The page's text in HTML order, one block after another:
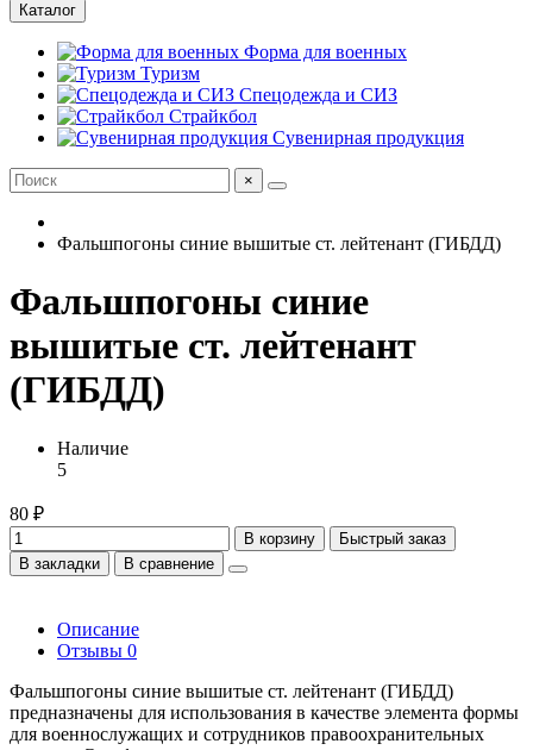
Каталог
Форма для военных
Туризм
Спецодежда и СИЗ
Страйкбол
Сувенирная продукция
×
Фальшпогоны синие вышитые ст. лейтенант (ГИБДД)
Фальшпогоны синие
вышитые ст. лейтенант
(ГИБДД)
Наличие
5
80 ₽
В корзину
Быстрый заказ
В закладки
В сравнение
Описание
Отзывы 0
Фальшпогоны синие вышитые ст. лейтенант (ГИБДД)
предназначены для использования в качестве элемента формы
для военнослужащих и сотрудников правоохранительных